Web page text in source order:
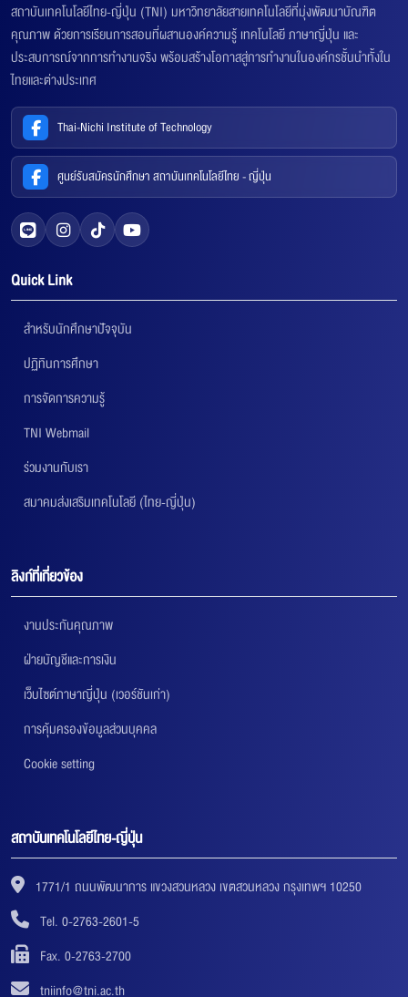
สถาบันเทคโนโลยีไทย-ญี่ปุ่น (TNI) มหาวิทยาลัยสายเทคโนโลยีที่มุ่งพัฒนาบัณฑิต
คุณภาพ ด้วยการเรียนการสอนที่ผสานองค์ความรู้ เทคโนโลยี ภาษาญี่ปุ่น และ
ประสบการณ์จากการทำงานจริง พร้อมสร้างโอกาสสู่การทำงานในองค์กรชั้นนำทั้งใน
ไทยและต่างประเทศ
Thai-Nichi Institute of Technology
ศูนย์รับสมัครนักศึกษา สถาบันเทคโนโลยีไทย - ญี่ปุ่น
Quick Link
สำหรับนักศึกษาปัจจุบัน
ปฏิทินการศึกษา
การจัดการความรู้
TNI Webmail
ร่วมงานกับเรา
สมาคมส่งเสริมเทคโนโลยี (ไทย-ญี่ปุ่น)
ลิงก์ที่เกี่ยวข้อง
งานประกันคุณภาพ
ฝ่ายบัญชีและการเงิน
เว็บไซต์ภาษาญี่ปุ่น (เวอร์ชันเก่า)
การคุ้มครองข้อมูลส่วนบุคคล
Cookie setting
สถาบันเทคโนโลยีไทย-ญี่ปุ่น
1771/1 ถนนพัฒนาการ แขวงสวนหลวง เขตสวนหลวง กรุงเทพฯ 10250
Tel. 0-2763-2601-5
Fax. 0-2763-2700
tniinfo@tni.ac.th